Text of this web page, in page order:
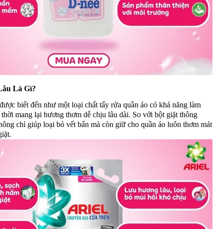
Là Gì?
biết đến như một loại chất tẩy rửa quần áo có khả năng làm
thời mang lại hương thơm dễ chịu lâu dài. So với bột giặt thông
chỉ giúp loại bỏ vết bẩn mà còn giữ cho quần áo luôn thơm mát